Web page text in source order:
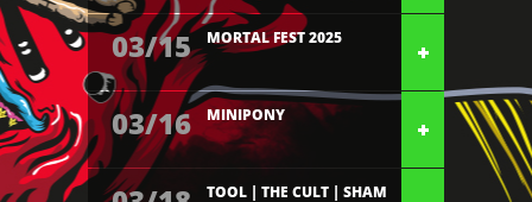
03/15 MORTAL FEST 2025
03/16 MINIPONY
TOOL | THE CULT | SHAM